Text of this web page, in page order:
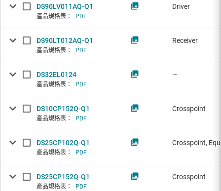
DS90LV011AQ-Q1
產品規格表： PDF
Driver
DS90LT012AQ-Q1
產品規格表： PDF
Receiver
DS32EL0124
產品規格表： PDF
—
DS10CP152Q-Q1
產品規格表： PDF
Crosspoint
DS25CP102Q-Q1
產品規格表： PDF
Crosspoint,
DS25CP152Q-Q1
產品規格表： PDF
Crosspoint